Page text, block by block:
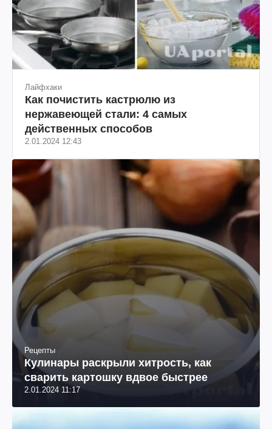
Лайфхаки
Как почистить кастрюлю из
нержавеющей стали: 4 самых
действенных способов
2.01.2024 12:43
Рецепты
Кулинары раскрыли хитрость, как
сварить картошку вдвое быстрее
2.01.2024 11:17